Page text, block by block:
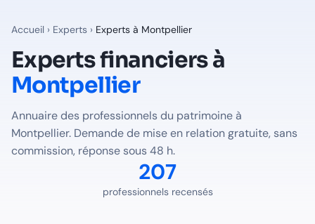
207professionnels du patrimoine recensés à
Professions disponibles à
Expert-ComptableàMontpellier
Avocat Fiscaliste
à Montpellier
NotaireàMontpellier-68professionnel(s) recensé(s)
Trouver le bon expert pour votre situation àMontpellier
Voir tous les professionnels recensés en France
Accueil › Experts › Experts à Montpellier
Experts financiers à
Montpellier
Annuaire des professionnels du patrimoine à
Montpellier. Demande de mise en relation gratuite, sans
commission, réponse sous 48 h.
207
professionnels recensés